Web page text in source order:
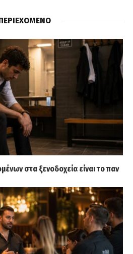
στα ξενοδοχεία είναι το παν